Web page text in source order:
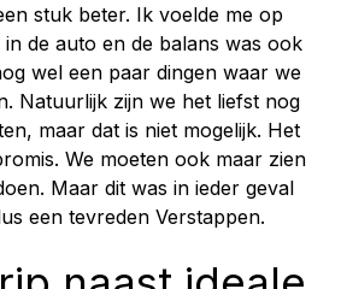
stuk beter. Ik voelde me op
de auto en de balans was ook
wel een paar dingen waar we
Natuurlijk zijn we het liefst nog
maar dat is niet mogelijk. Het
We moeten ook maar zien
Maar dit was in ieder geval
een tevreden Verstappen.